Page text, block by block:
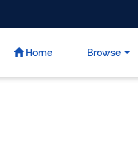
Home Browse